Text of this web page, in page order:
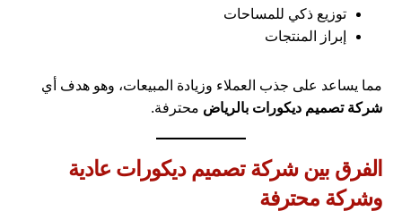
توزيع ذكي للمساحات
إبراز المنتجات
مما يساعد على جذب العملاء وزيادة المبيعات، وهو هدف أي
شركة تصميم ديكورات بالرياض محترفة.
الفرق بين شركة تصميم ديكورات عادية
وشركة محترفة